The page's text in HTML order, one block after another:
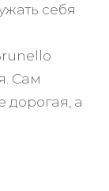
себя
Сам
дорогая, а